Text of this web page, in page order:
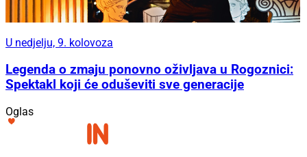
U nedjelju, 9. kolovoza
Legenda o zmaju ponovno oživljava u Rogoznici:
Spektakl koji će oduševiti sve generacije
Oglas